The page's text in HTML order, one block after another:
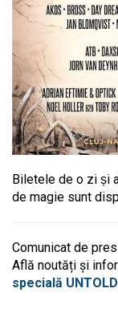
Biletele de o zi și
de magie sunt
Comunicat de
Află noutăți și
specială